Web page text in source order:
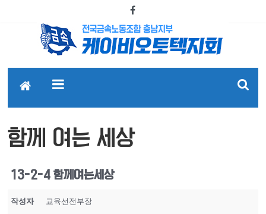
함께 여는 세상
13-2-4 함께여는세상
작성자 교육선전부장